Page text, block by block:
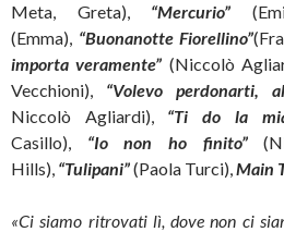
Meta, Greta), “Mercurio”
(Emma), “Buonanotte Fiorellino”
importa veramente” (Niccolò
Vecchioni), “Volevo perdonarti,
Niccolò Agliardi), “Ti do la
Casillo), “Io non ho finito”
Hills), “Tulipani”(Paola Turci), Main
«Ci siamo ritrovati lì, dove non ci